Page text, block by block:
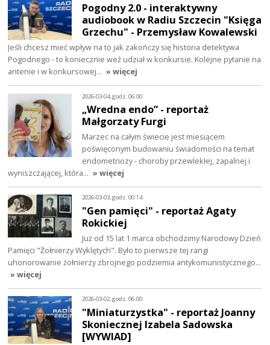
Pogodny 2.0 - interaktywny
audiobook w Radiu Szczecin "Księga
Grzechu" - Przemysław Kowalewski
Jeśli chcesz mieć wpływ na to jak zakończy się historia detektywa
Pogodnego - to koniecznie weź udział w konkursie. Kolejne pytanie na
antenie i w konkursowej… » więcej
2026-03-04, godz. 06:00
„Wredna endo” - reportaż
Małgorzaty Furgi
Marzec na całym świecie jest miesiącem
poświęconym budowaniu świadomości na temat
endometriozy - choroby przewlekłej, zapalnej i
wyniszczającej, która… » więcej
2026-03-03, godz. 00:14
"Gen pamięci" - reportaż Agaty
Rokickiej
Już od 15 lat 1 marca obchodzimy Narodowy Dzień
Pamięci "Żołnierzy Wyklętych". Było to pierwsze tej rangi
uhonorowanie żołnierzy zbrojnego podziemia antykomunistycznego…
» więcej
2026-03-02, godz. 06:00
"Miniaturzystka" - reportaż Joanny
Skoniecznej Izabela Sadowska
[WYWIAD]